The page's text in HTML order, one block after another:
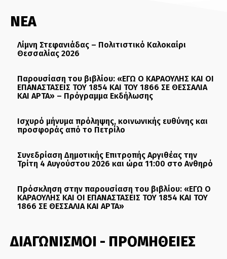
ΝΕΑ
Λίμνη Στεφανιάδας – Πολιτιστικό Καλοκαίρι
Θεσσαλίας 2026
Παρουσίαση του βιβλίου: «ΕΓΩ Ο ΚΑΡΑΟΥΛΗΣ ΚΑΙ ΟΙ
ΕΠΑΝΑΣΤΑΣΕΙΣ ΤΟΥ 1854 ΚΑΙ ΤΟΥ 1866 ΣΕ ΘΕΣΣΑΛΙΑ
ΚΑΙ ΑΡΤΑ» – Πρόγραμμα Εκδήλωσης
Ισχυρό μήνυμα πρόληψης, κοινωνικής ευθύνης και
προσφοράς από το Πετρίλο
Συνεδρίαση Δημοτικής Επιτροπής Αργιθέας την
Τρίτη 4 Αυγούστου 2026 και ώρα 11:00 στο Ανθηρό
Πρόσκληση στην παρουσίαση του βιβλίου: «ΕΓΩ Ο
ΚΑΡΑΟΥΛΗΣ ΚΑΙ ΟΙ ΕΠΑΝΑΣΤΑΣΕΙΣ ΤΟΥ 1854 ΚΑΙ ΤΟΥ
1866 ΣΕ ΘΕΣΣΑΛΙΑ ΚΑΙ ΑΡΤΑ»
ΔΙΑΓΩΝΙΣΜΟΙ - ΠΡΟΜΗΘΕΙΕΣ